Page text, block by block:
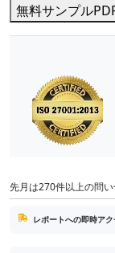
無料サンプル
先月は270件以上の問
レポートへの即時アク